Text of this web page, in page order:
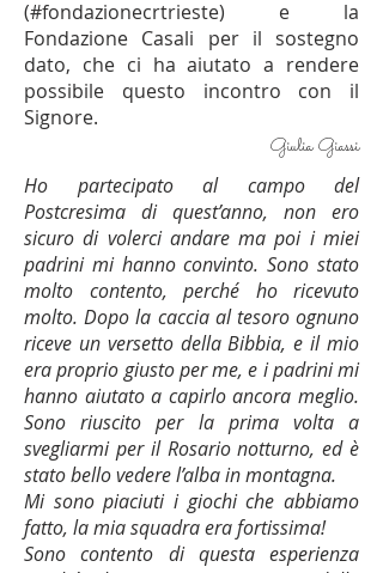
(#fondazionecrtrieste) e la
Fondazione Casali per il sostegno
dato, che ci ha aiutato a rendere
possibile questo incontro con il
Signore.
Giulia Giassi
Ho partecipato al campo del
Postcresima di quest’anno, non ero
sicuro di volerci andare ma poi i miei
padrini mi hanno convinto. Sono stato
molto contento, perché ho ricevuto
molto. Dopo la caccia al tesoro ognuno
riceve un versetto della Bibbia, e il mio
era proprio giusto per me, e i padrini mi
hanno aiutato a capirlo ancora meglio.
Sono riuscito per la prima volta a
svegliarmi per il Rosario notturno, ed è
stato bello vedere l’alba in montagna.
Mi sono piaciuti i giochi che abbiamo
fatto, la mia squadra era fortissima!
Sono contento di questa esperienza